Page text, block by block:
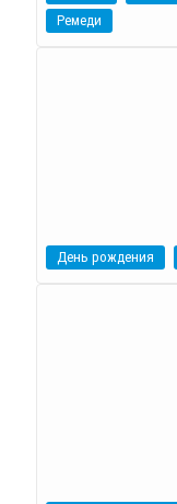
Ремеди
День рождения